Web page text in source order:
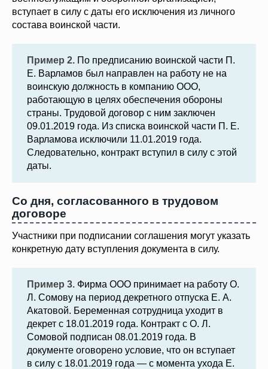
вступает в силу с даты его исключения из личного
состава воинской части.
Пример 2. По предписанию воинской части П.
Е. Варламов был направлен на работу не на
воинскую должность в компанию ООО,
работающую в целях обеспечения обороны
страны. Трудовой договор с ним заключен
09.01.2019 года. Из списка воинской части П. Е.
Варламова исключили 11.01.2019 года.
Следовательно, контракт вступил в силу с этой
даты.
Со дня, согласованного в трудовом
договоре
Участники при подписании соглашения могут указать
конкретную дату вступления документа в силу.
Пример 3. Фирма ООО принимает на работу О.
Л. Сомову на период декретного отпуска Е. А.
Акатовой. Беременная сотрудница уходит в
декрет с 18.01.2019 года. Контракт с О. Л.
Сомовой подписан 08.01.2019 года. В
документе оговорено условие, что он вступает
в силу с 18.01.2019 года — с момента ухода Е.